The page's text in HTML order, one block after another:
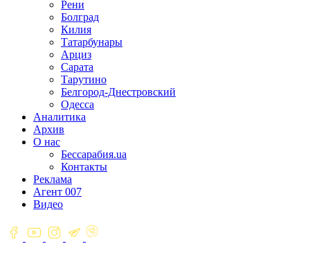
Рени
Болград
Килия
Татарбунары
Арциз
Сарата
Тарутино
Белгород-Днестровский
Одесса
Аналитика
Архив
О нас
Бессарабия.ua
Контакты
Реклама
Агент 007
Видео